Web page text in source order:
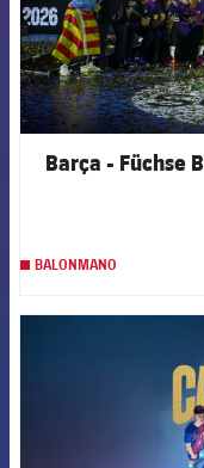
Barça - Füchse
BALONMANO